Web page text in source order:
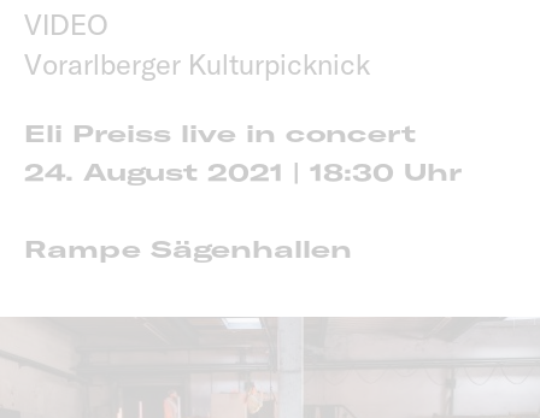
VIDEO
Vorarlberger Kulturpicknick
Eli Preiss live in concert
24. August 2021 | 18:30 Uhr
Rampe Sägenhallen